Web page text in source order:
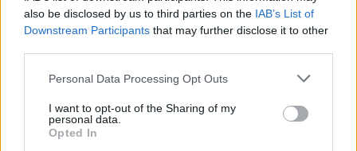
also be disclosed by us to third parties on the IAB’s List of
Downstream Participants that may further disclose it to other
Please note that this website/app uses one or more Google
not limited to your visit or usage behaviour. You may click to
grant or deny consent to Google and its third-party tags to
use your data for below specified purposes in below Google
Personal Data Processing Opt Outs
I want to opt-out of the Sharing of my
personal data.
Opted In